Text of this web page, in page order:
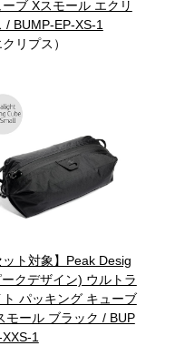
ーブ Xスモール エクリ
/ BUMP-EP-XS-1
クリプス）
ット対象】Peak Desig
クデザイン) ウルトラ
ト パッキング キューブ
モール ブラック / BUP
1